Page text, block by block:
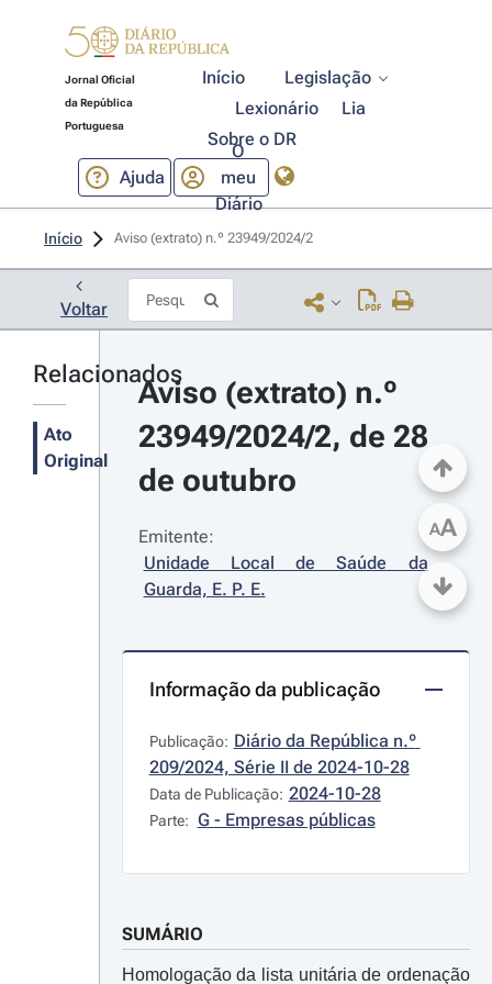
Jornal Oficial
da República
Portuguesa
Início
Legislação
Lexionário
Lia
Sobre o DR
Ajuda
O
meu
Diário
Início Aviso (extrato) n.º 23949/2024/2
Voltar
Relacionados
Ato
Original
Aviso (extrato) n.º
23949/2024/2, de 28
de outubro
Emitente:
Unidade Local de Saúde da
Guarda, E. P. E.
Informação da publicação
Publicação: Diário da República n.º
209/2024, Série II de 2024-10-28
Data de Publicação: 2024-10-28
Parte: G - Empresas públicas
SUMÁRIO
Homologação da lista unitária de ordenação
AA